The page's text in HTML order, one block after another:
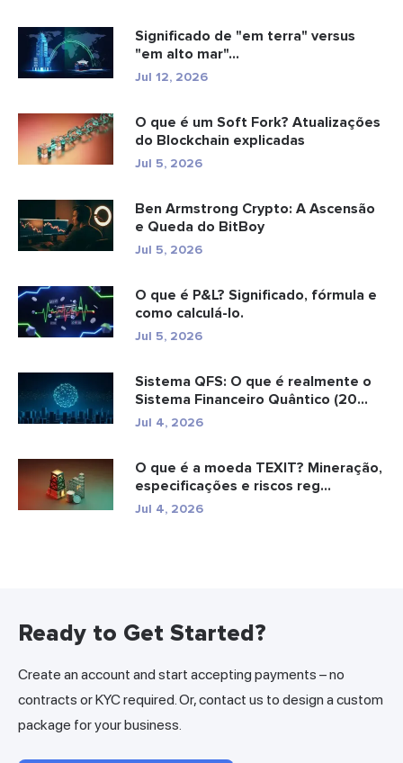
Significado de "em terra" versus
"em alto mar"...
Jul 12, 2026
O que é um Soft Fork? Atualizações
do Blockchain explicadas
Jul 5, 2026
Ben Armstrong Crypto: A Ascensão
e Queda do BitBoy
Jul 5, 2026
O que é P&L? Significado, fórmula e
como calculá-lo.
Jul 5, 2026
Sistema QFS: O que é realmente o
Sistema Financeiro Quântico (20...
Jul 4, 2026
O que é a moeda TEXIT? Mineração,
especificações e riscos reg...
Jul 4, 2026
Ready to Get Started?
Create an account and start accepting payments – no
contracts or KYC required. Or, contact us to design a custom
package for your business.